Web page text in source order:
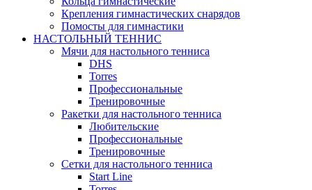
Крепления гимнастических снарядов
Помосты для гимнастики
НАСТОЛЬНЫЙ ТЕННИС
Мячи для настольного тенниса
DHS
Torres
Профессиональные
Тренировочные
Ракетки для настольного тенниса
Любительские
Профессиональные
Тренировочные
Сетки для настольного тенниса
Start Line